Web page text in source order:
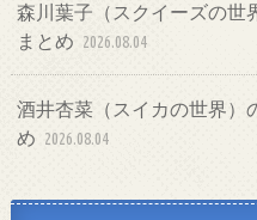
森川葉子（スクイーズの世
まとめ 2026.08.04
酒井杏菜（スイカの世界）
め 2026.08.04